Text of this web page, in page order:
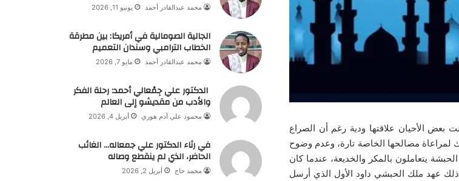
بعض الأحيان علاقتها ودية رغم أن الصراع
مصالحها الخاصة تارة، وعدم وضوح
يتعاملون بالمكر والخديعة، عندما كان
عهد ملك الحبشي داود الأول الذي أرسل
محمد عبدالقادر أحمد يونيو 11, 2026
الجالية الصومالية في أمريكا: بين مطرقة
الخطاب الترامبي وسندان التعميم
محمد عبدالقادر أحمد مايو 7, 2026
الدكتور علي جِمْعالي أحمد: رحلة الفكر
والأدب من مقديشو إلى العالم
محمود علي آدم هوري أبريل 4, 2026
في رثاء الدكتور علي جمعاله… الغائب
الحاضر، الذي لم ينقطع وصاله
محمد حاج أبريل 2, 2026